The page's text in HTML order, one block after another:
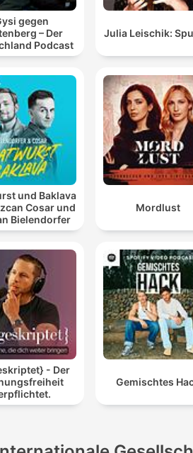
gegen
– Der
Podcast
Julia Leischik:
und Baklava
Cosar und
Bielendorfer
Mordlust
- Der
Gemischtes